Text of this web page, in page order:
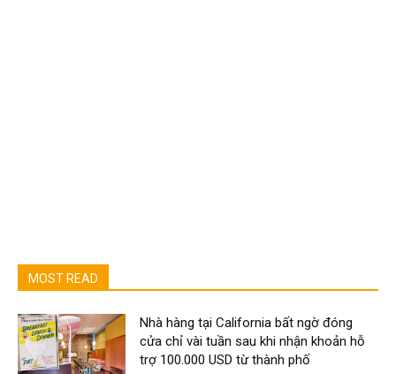
MOST READ
Nhà hàng tại California bất ngờ đóng
cửa chỉ vài tuần sau khi nhận khoản hỗ
trợ 100.000 USD từ thành phố